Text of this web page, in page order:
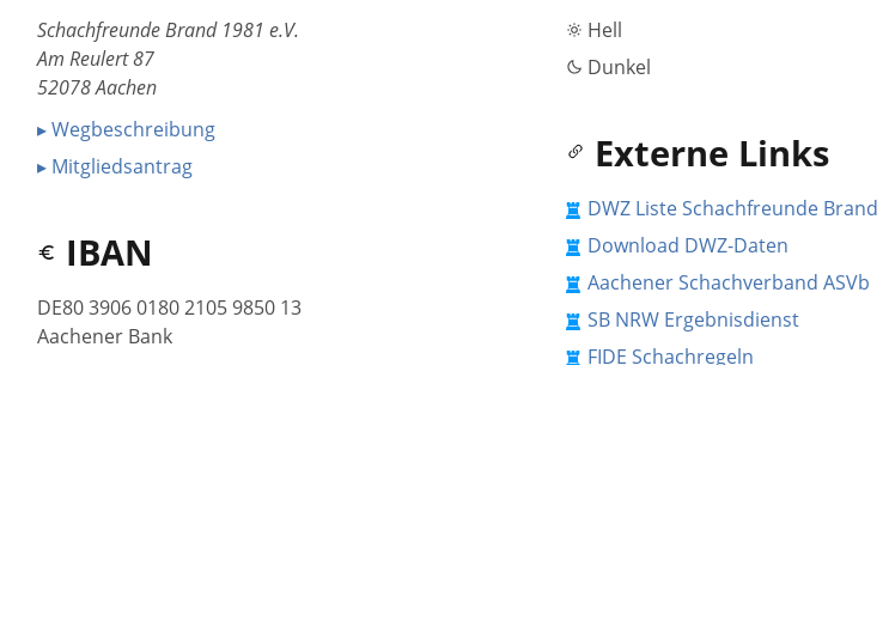
Schachfreunde Brand 1981 e.V.
Am Reulert 87
52078 Aachen
▸ Wegbeschreibung
▸ Mitgliedsantrag
IBAN
DE80 3906 0180 2105 9850 13
Aachener Bank
Hell
Dunkel
Externe Links
DWZ Liste Schachfreunde Brand
Download DWZ-Daten
Aachener Schachverband ASVb
SB NRW Ergebnisdienst
FIDE Schachregeln